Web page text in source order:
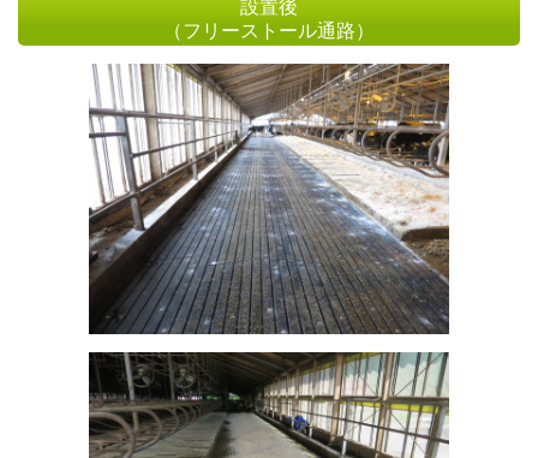
設置後
（フリーストール通路）